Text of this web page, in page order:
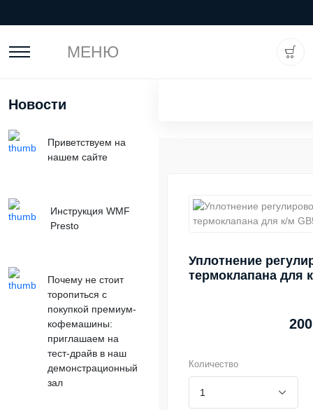
МЕНЮ
Новости
Приветствуем на
нашем сайте
Инструкция WMF
Presto
Почему не стоит
торопиться с
покупкой премиум-
кофемашины:
приглашаем на
тест-драйв в наш
демонстрационный
зал
Уплотнение
термоклапана для
Количество